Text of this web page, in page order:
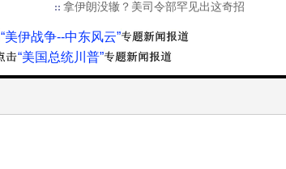
拿伊朗没辙？美司令部罕见出这奇招
“美伊战争--中东风云”
“美国总统川普”